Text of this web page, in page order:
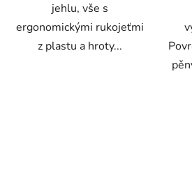
jehlu, vše s
ergonomickými rukojeťmi
z plastu a hroty...